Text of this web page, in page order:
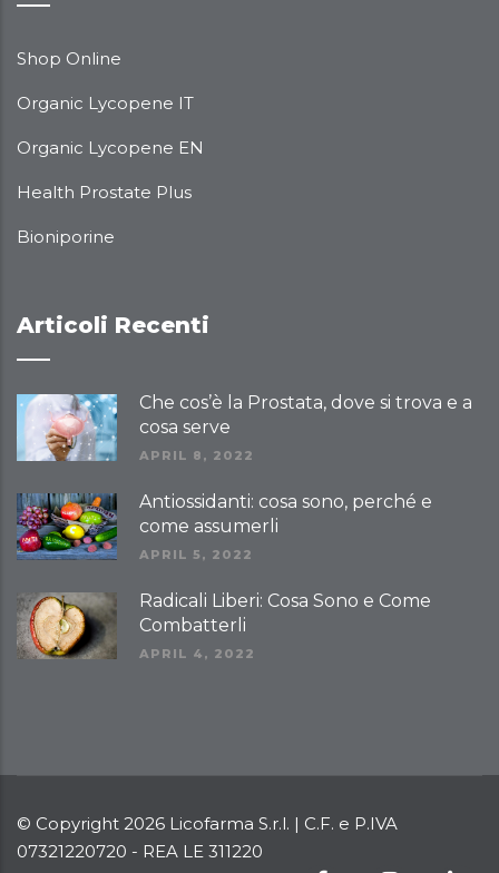
Shop Online
Organic Lycopene IT
Organic Lycopene EN
Health Prostate Plus
Bioniporine
Articoli Recenti
Che cos’è la Prostata, dove si trova e a
cosa serve
APRIL 8, 2022
Antiossidanti: cosa sono, perché e
come assumerli
APRIL 5, 2022
Radicali Liberi: Cosa Sono e Come
Combatterli
APRIL 4, 2022
© Copyright 2026 Licofarma S.r.l. | C.F. e P.IVA
07321220720 - REA LE 311220